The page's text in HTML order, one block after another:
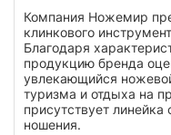
Компания Ножемир
клинкового
Благодаря
продукцию бренда
увлекающийся
туризма и отдыха на
присутствует
ношения.